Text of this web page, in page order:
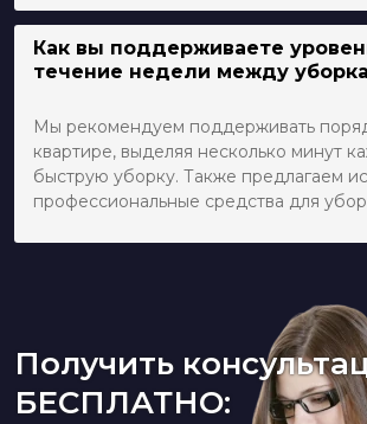
Как вы поддерживаете
течение недели между
Мы рекомендуем поддерживать
квартире, выделяя несколько минут
быструю уборку. Также предлагаем
профессиональные средства для
Получить
БЕСПЛАТНО: